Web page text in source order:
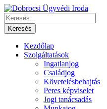
Kezdőlap
Szolgáltatások
Ingatlanjog
Családjog
Követelésbehajtás
Peres képviselet
Jogi tanácsadás